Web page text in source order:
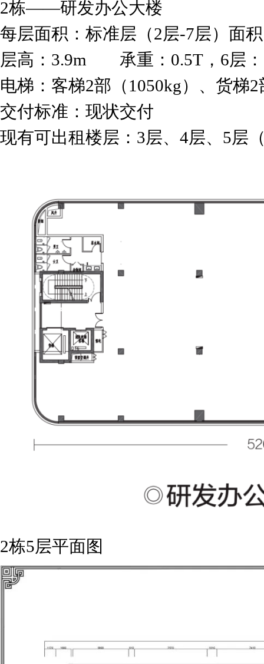
2栋——研发办公大楼
每层面积：标准层（2层-7层）面
层高：3.9m 承重：0.5T，6层
电梯：客梯2部（1050kg）、货梯2
交付标准：现状交付
现有可出租楼层：3层、4层、5层
2栋5层平面图